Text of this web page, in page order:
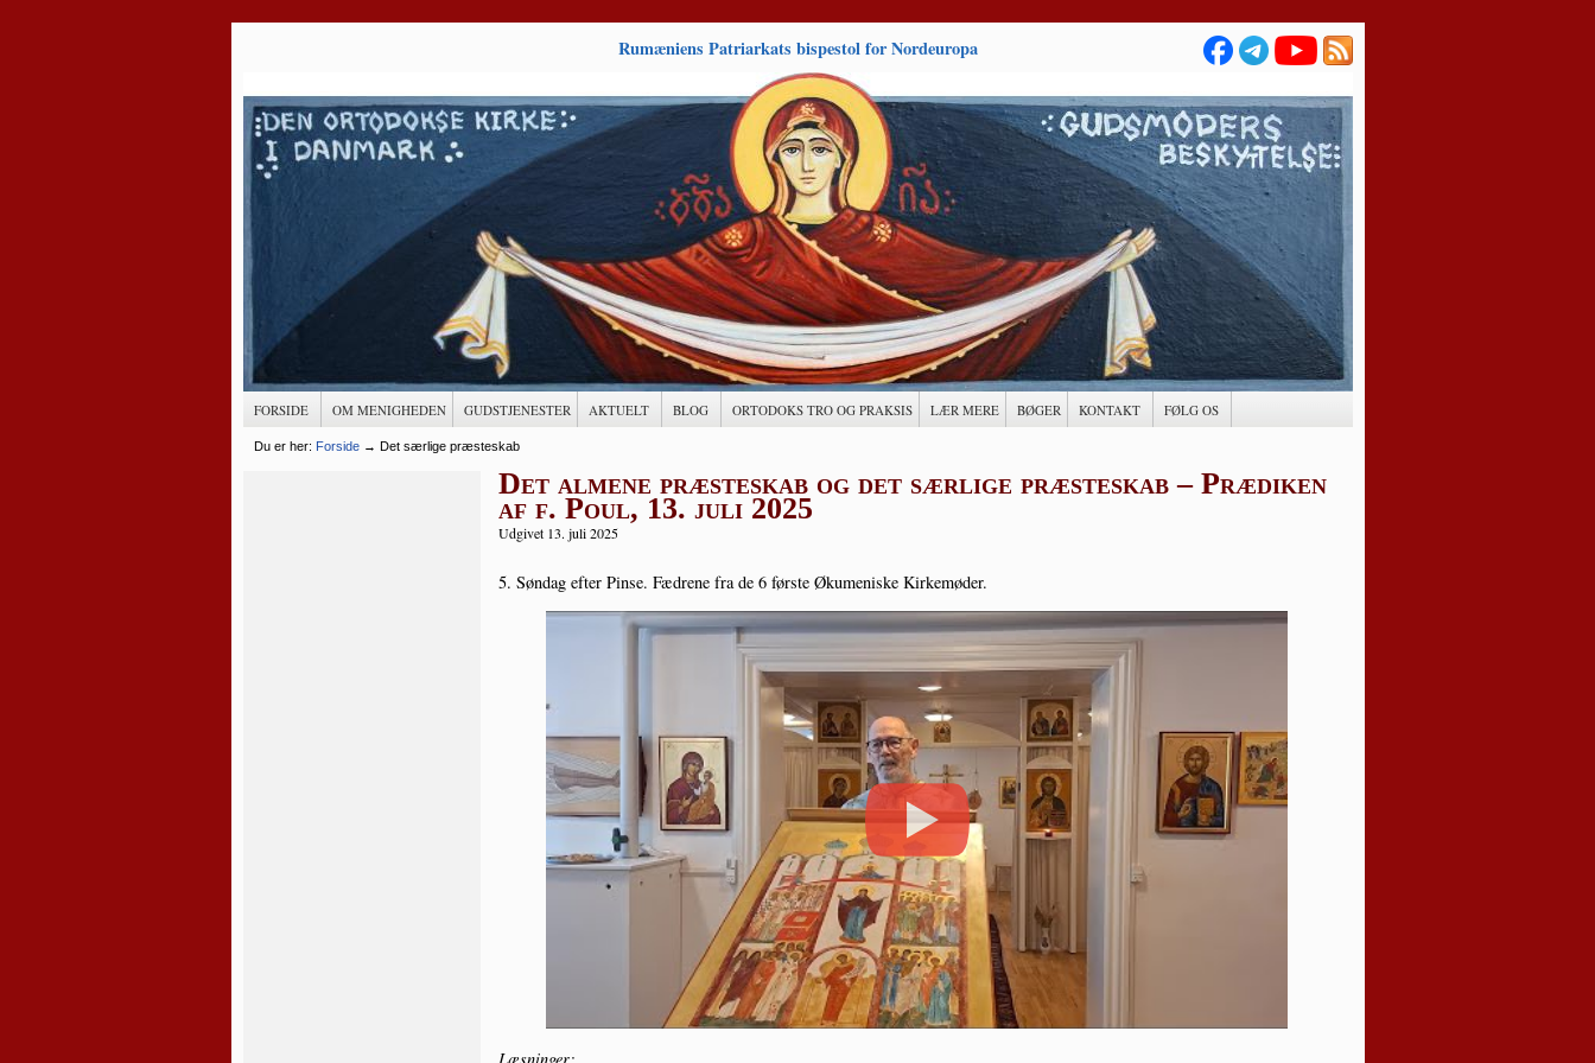
Rumæniens Patriarkats bispestol for Nordeuropa
FORSIDE OM MENIGHEDEN GUDSTJENESTER AKTUELT BLOG ORTODOKS TRO OG PRAKSIS LÆR MERE BØGER KONTAKT FØLG OS
Du er her: Forside→ Det særlige præsteskab
Det almene præsteskab og det særlige præsteskab – Prædiken
af f. Poul, 13. juli 2025
Udgivet 13. juli 2025
5. Søn­dag efter Pin­se. Fædre­ne fra de 6 før­ste Øku­me­ni­ske Kirkemøder.